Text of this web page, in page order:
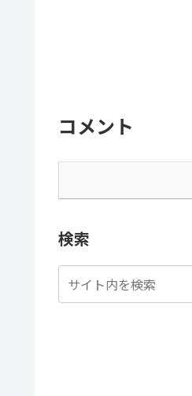
コメント
検索